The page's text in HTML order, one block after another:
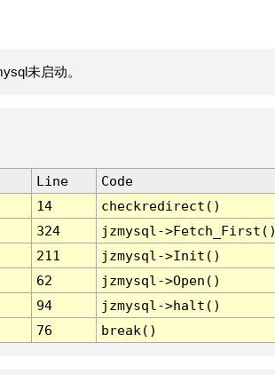
未启动。
Line
Code
14
checkredirect()
324
jzmysql-
211
jzmysql->Init()
62
jzmysql->Open()
94
jzmysql->halt()
76 break()